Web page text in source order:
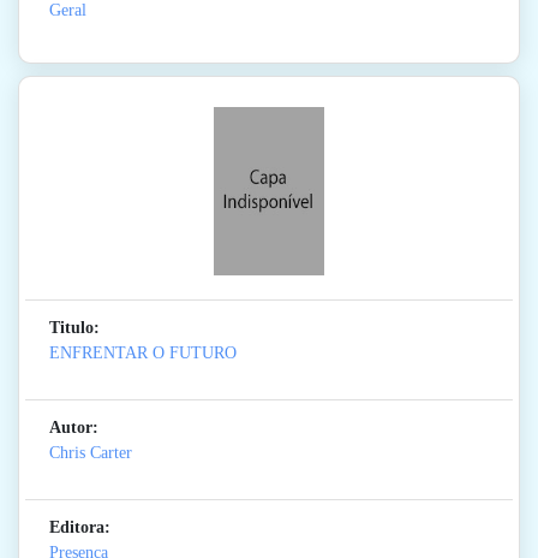
Geral
Titulo:
ENFRENTAR O FUTURO
Autor:
Chris Carter
Editora:
Presenca